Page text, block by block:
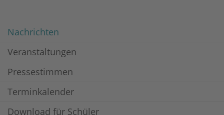
Nachrichten
Veranstaltungen
Pressestimmen
Terminkalender
Download für Schüler